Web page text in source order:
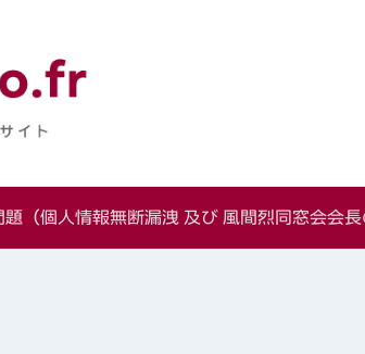
語学科同窓会
（個人情報無断漏洩 及び 風間烈同窓会会長